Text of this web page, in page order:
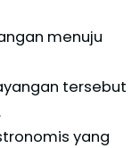
menuju
tersebut
yang